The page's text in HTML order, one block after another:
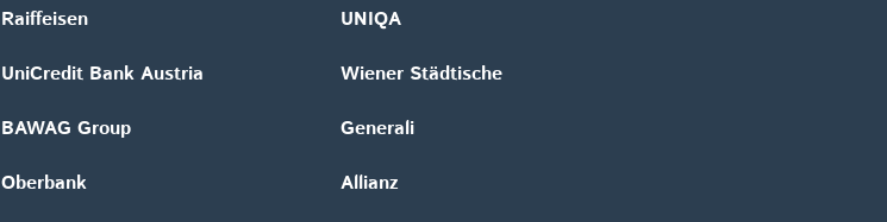
Raiffeisen
UniCredit Bank Austria
BAWAG Group
Oberbank
UNIQA
Wiener Städtische
Generali
Allianz